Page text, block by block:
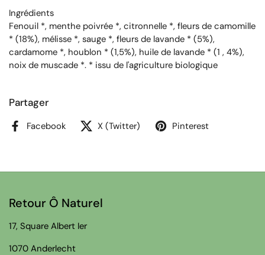
Ingrédients
Fenouil *, menthe poivrée *, citronnelle *, fleurs de camomille
* (18%), mélisse *, sauge *, fleurs de lavande * (5%),
cardamome *, houblon * (1,5%), huile de lavande * (1 , 4%),
noix de muscade *. * issu de l'agriculture biologique
Partager
Facebook X (Twitter) Pinterest
Retour Ô Naturel
17, Square Albert Ier
1070 Anderlecht